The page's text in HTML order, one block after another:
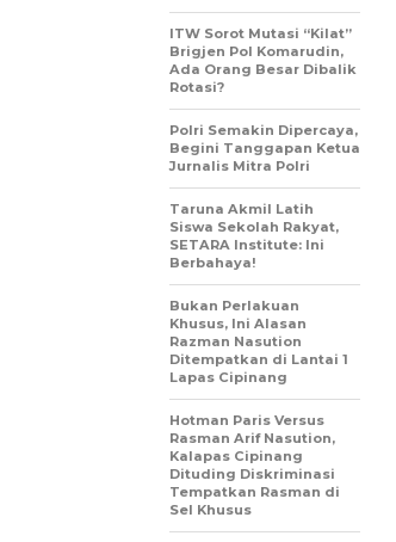
ITW Sorot Mutasi “Kilat”
Brigjen Pol Komarudin,
Ada Orang Besar Dibalik
Rotasi?
Polri Semakin Dipercaya,
Begini Tanggapan Ketua
Jurnalis Mitra Polri
Taruna Akmil Latih
Siswa Sekolah Rakyat,
SETARA Institute: Ini
Berbahaya!
Bukan Perlakuan
Khusus, Ini Alasan
Razman Nasution
Ditempatkan di Lantai 1
Lapas Cipinang
Hotman Paris Versus
Rasman Arif Nasution,
Kalapas Cipinang
Dituding Diskriminasi
Tempatkan Rasman di
Sel Khusus